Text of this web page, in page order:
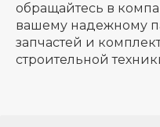
обращайтесь в
вашему надежному
запчастей и
строительной